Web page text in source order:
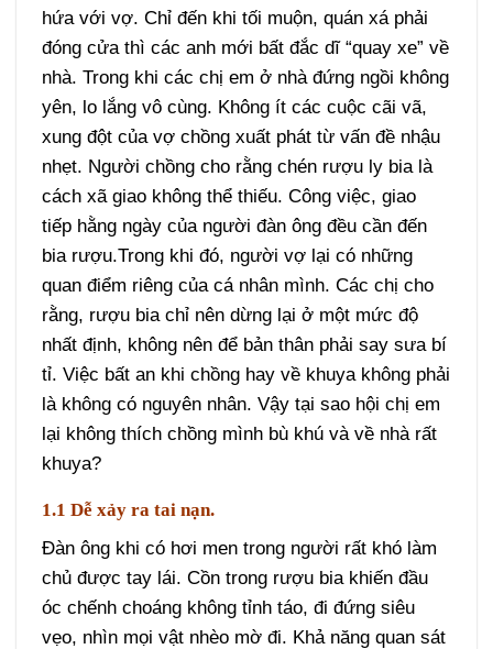
hứa với vợ. Chỉ đến khi tối muộn, quán xá phải
đóng cửa thì các anh mới bất đắc dĩ “quay xe” về
nhà. Trong khi các chị em ở nhà đứng ngồi không
yên, lo lắng vô cùng. Không ít các cuộc cãi vã,
xung đột của vợ chồng xuất phát từ vấn đề nhậu
nhẹt. Người chồng cho rằng chén rượu ly bia là
cách xã giao không thể thiếu. Công việc, giao
tiếp hằng ngày của người đàn ông đều cần đến
bia rượu.Trong khi đó, người vợ lại có những
quan điểm riêng của cá nhân mình. Các chị cho
rằng, rượu bia chỉ nên dừng lại ở một mức độ
nhất định, không nên để bản thân phải say sưa bí
tỉ. Việc bất an khi chồng hay về khuya không phải
là không có nguyên nhân. Vậy tại sao hội chị em
lại không thích chồng mình bù khú và về nhà rất
khuya?
1.1 Dễ xảy ra tai nạn.
Đàn ông khi có hơi men trong người rất khó làm
chủ được tay lái. Cồn trong rượu bia khiến đầu
óc chếnh choáng không tỉnh táo, đi đứng siêu
vẹo, nhìn mọi vật nhèo mờ đi. Khả năng quan sát